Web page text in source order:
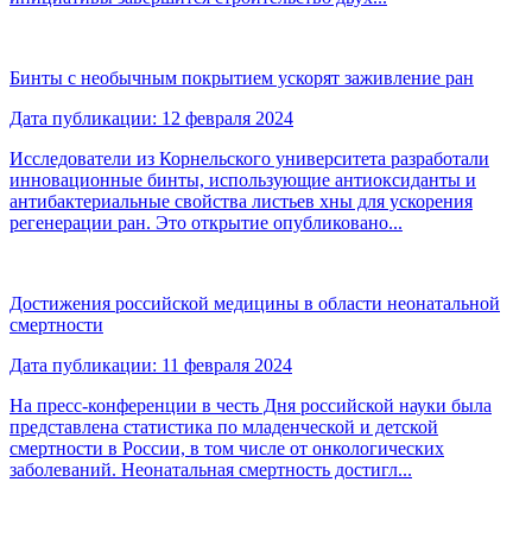
Бинты с необычным покрытием ускорят заживление ран
Дата публикации: 12 февраля 2024
Исследователи из Корнельского университета разработали
инновационные бинты, использующие антиоксиданты и
антибактериальные свойства листьев хны для ускорения
регенерации ран. Это открытие опубликовано...
Достижения российской медицины в области неонатальной
смертности
Дата публикации: 11 февраля 2024
На пресс-конференции в честь Дня российской науки была
представлена статистика по младенческой и детской
смертности в России, в том числе от онкологических
заболеваний. Неонатальная смертность достигл...